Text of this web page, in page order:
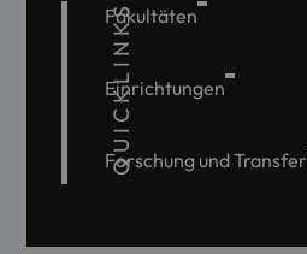
QUICKLINKS
Fakultäten
Einrichtungen
Forschung und Transfer